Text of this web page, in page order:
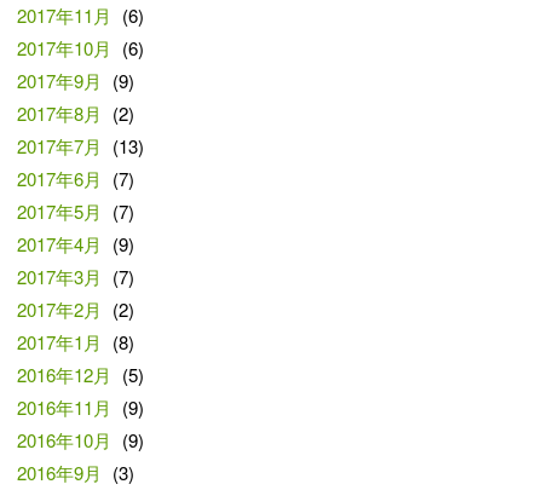
2017年11月
(6)
2017年10月
(6)
2017年9月
(9)
2017年8月
(2)
2017年7月
(13)
2017年6月
(7)
2017年5月
(7)
2017年4月
(9)
2017年3月
(7)
2017年2月
(2)
2017年1月
(8)
2016年12月
(5)
2016年11月
(9)
2016年10月
(9)
2016年9月
(3)